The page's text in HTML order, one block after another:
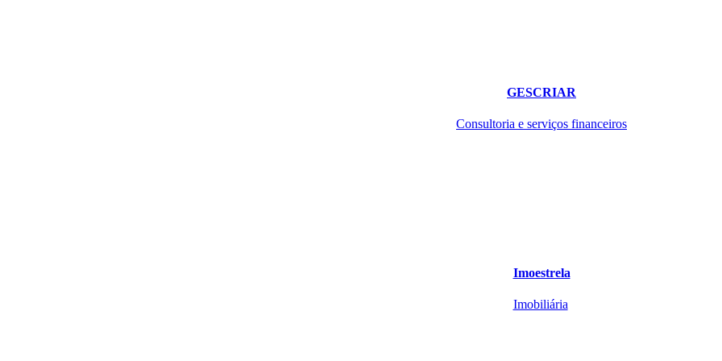
GESCRIAR
Consultoria e serviços financeiros
Imoestrela
Imobiliária